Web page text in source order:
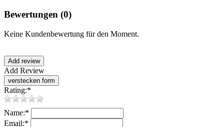
Bewertungen (0)
Keine Kundenbewertung für den Moment.
Add Review
Rating:*
Name:*
Email:*